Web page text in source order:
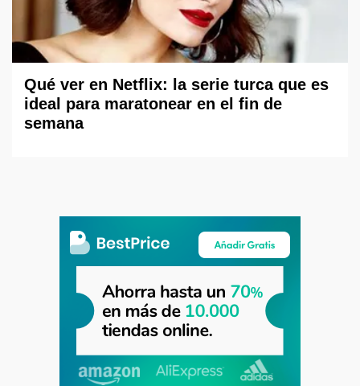
Qué ver en Netflix: la serie turca que es
ideal para maratonear en el fin de
semana